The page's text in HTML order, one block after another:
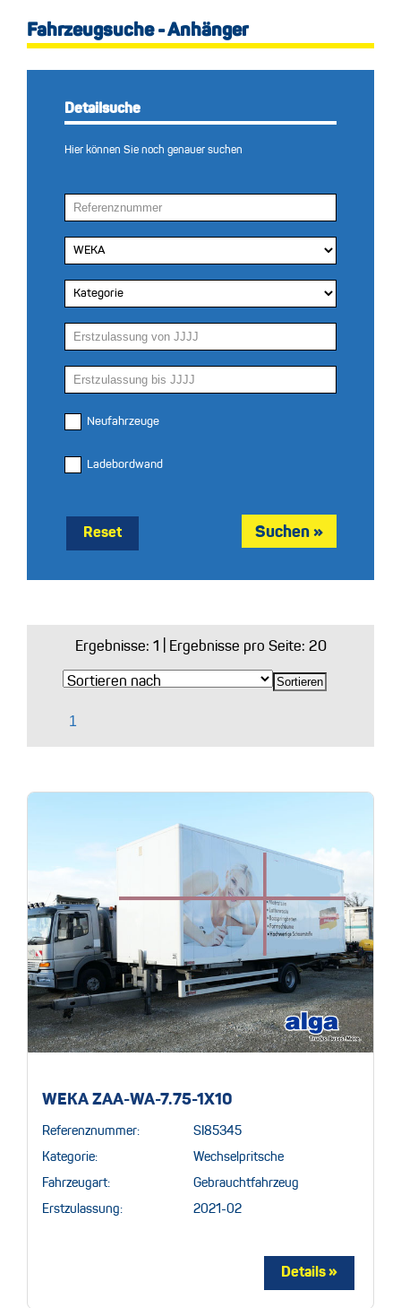
Fahrzeugsuche - Anhänger
Detailsuche
Hier können Sie noch genauer suchen
Neufahrzeuge
Ladebordwand
Reset
Ergebnisse: 1 | Ergebnisse pro Seite: 20
WEKA ZAA-WA-7.75-1X10
Referenznummer: SI85345
Kategorie: Wechselpritsche
Fahrzeugart: Gebrauchtfahrzeug
Erstzulassung: 2021-02